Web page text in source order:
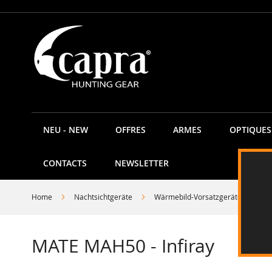
Allez
contenu
NEU - NEW OFFRES ARMES OPTIQUES
CONTACTS NEWSLETTER
Home Nachtsichtgeräte Wärmebild-Vorsatzgeräte
MATE MAH50 - Infiray